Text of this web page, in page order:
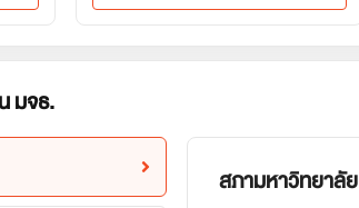
มจธ.
สภามหาวิทยาลัย